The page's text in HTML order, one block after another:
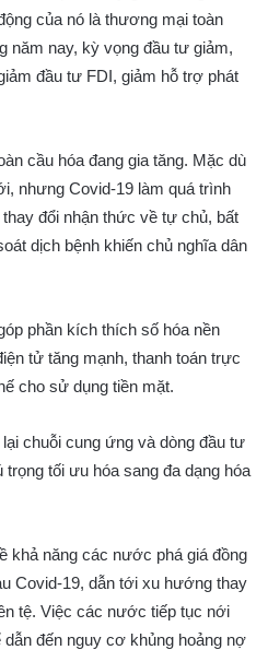
của nó là thương mại toàn
năm nay, kỳ vọng đầu tư giảm,
đầu tư FDI, giảm hỗ trợ phát
cầu hóa đang gia tăng. Mặc dù
nhưng Covid-19 làm quá trình
đổi nhận thức về tự chủ, bất
dịch bệnh khiến chủ nghĩa dân
phần kích thích số hóa nền
tử tăng mạnh, thanh toán trực
cho sử dụng tiền mặt.
chuỗi cung ứng và dòng đầu tư
tối ưu hóa sang đa dạng hóa
khả năng các nước phá giá đồng
Covid-19, dẫn tới xu hướng thay
tệ. Việc các nước tiếp tục nới
dẫn đến nguy cơ khủng hoảng nợ